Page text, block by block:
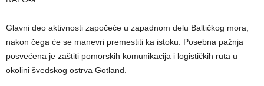
Glavni deo aktivnosti započeće u zapadnom delu Baltičkog mora,
nakon čega će se manevri premestiti ka istoku. Posebna pažnja
posvećena je zaštiti pomorskih komunikacija i logističkih ruta u
okolini švedskog ostrva Gotland.